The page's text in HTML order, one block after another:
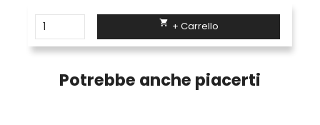
 + Carrello
Potrebbe anche piacerti